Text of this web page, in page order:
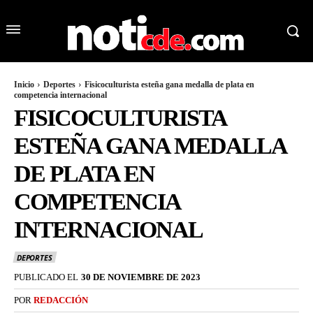
Inicio Deportes
Fisicoculturista esteña gana medalla de plata en
competencia internacional
FISICOCULTURISTA
ESTEÑA GANA MEDALLA
DE PLATA EN
COMPETENCIA
INTERNACIONAL
DEPORTES
PUBLICADO EL 30 DE NOVIEMBRE DE 2023
POR REDACCIÓN